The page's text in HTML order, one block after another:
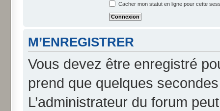
Cacher mon statut en ligne pour cette
M’ENREGISTRER
Vous devez être enregistré
prend que quelques
L’administrateur du forum